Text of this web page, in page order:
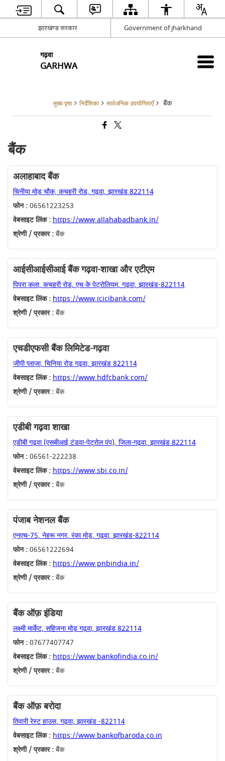
झारखण्ड सरकार Government of jharkhand
गढ़वा
GARHWA
मुख्य पृष्ठ निर्देशिका सार्वजनिक उपयोगिताएँ बैंक
बैंक
अलाहाबाद बैंक
चिनीया मोड़ चौक, कचहरी रोड, गढ़वा, झारखंड 822114
फोन :06561223253
वेबसाइट लिंक : https://www.allahabadbank.in/
श्रेणी / प्रकार :बैंक
आईसीआईसीआई बैंक गढ़वा-शाखा और एटीएम
पिपरा कला, कचहरी रोड, एच के पेट्रोलियम, गढ़वा, झारखंड-822114
वेबसाइट लिंक : https://www.icicibank.com/
श्रेणी / प्रकार :बैंक
एचडीएफसी बैंक लिमिटेड-गढ़वा
जीपी प्लाजा, चिनिया रोड गढ़वा, झारखंड 822114
वेबसाइट लिंक : https://www.hdfcbank.com/
श्रेणी / प्रकार :बैंक
एडीबी गढ़वा शाखा
एडीबी गढ़वा (एसबीआई टंडवा-पेट्रोल पंप), जिला-गढ़वा, झारखंड 822114
फोन :06561-222238
वेबसाइट लिंक : https://www.sbi.co.in/
श्रेणी / प्रकार :बैंक
पंजाब नेशनल बैंक
एनएच-75, नेहरू नगर, रंका मोड़, गढ़वा, झारखंड-822114
फोन :06561222694
वेबसाइट लिंक : https://www.pnbindia.in/
श्रेणी / प्रकार :बैंक
बैंक ऑफ़ इंडिया
लक्ष्मी मार्केट, सहिजना मोड़ गढ़वा, झारखंड 822114
फोन :07677407747
वेबसाइट लिंक : https://www.bankofindia.co.in/
श्रेणी / प्रकार :बैंक
बैंक ऑफ़ बरोदा
तिवारी रेस्ट हाउस, गढ़वा, झारखंड -822114
वेबसाइट लिंक : https://www.bankofbaroda.co.in
श्रेणी / प्रकार :बैंक